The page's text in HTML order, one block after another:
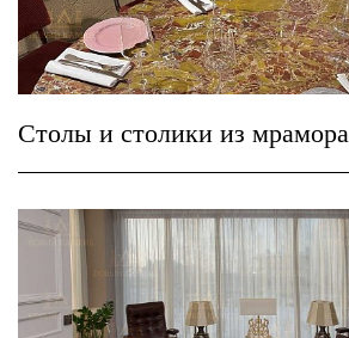
Столы и столики из мрамора